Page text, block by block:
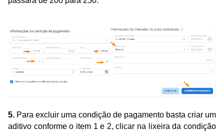
5. Para excluir uma condição de pagamento basta criar um
aditivo conforme o item 1 e 2, clicar na lixeira da condição